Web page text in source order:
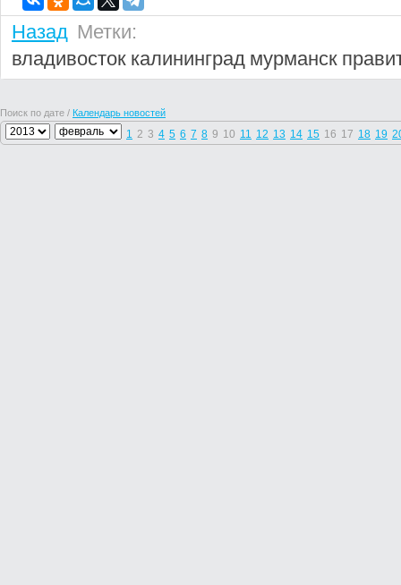
Назад Метки:
владивосток калининград мурманск
Поиск по дате / Календарь новостей
1 2 3 4 5 6 7 8 9 10 11 12 13 14 15 16 17 18 19